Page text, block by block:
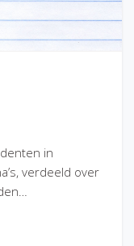
in
verdeeld over